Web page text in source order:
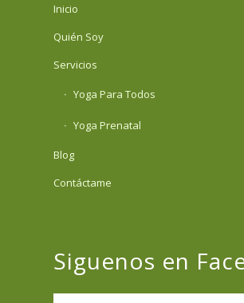
Inicio
Quién Soy
Servicios
Yoga Para Todos
Yoga Prenatal
Blog
Contáctame
Siguenos en